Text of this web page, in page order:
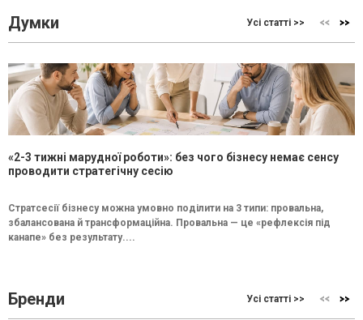
Думки Усі статті >>
«2-3 тижні марудної роботи»: без чого бізнесу немає сенсу
проводити стратегічну сесію
Стратсесії бізнесу можна умовно поділити на 3 типи: провальна,
збалансована й трансформаційна. Провальна — це «рефлексія під
канапе» без результату....
Бренди Усі статті >>